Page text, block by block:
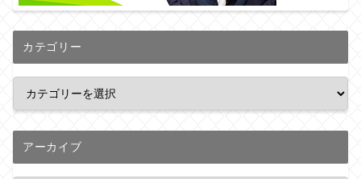
カテゴリー
アーカイブ